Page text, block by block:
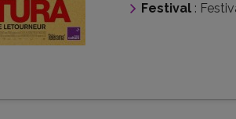
Festival :